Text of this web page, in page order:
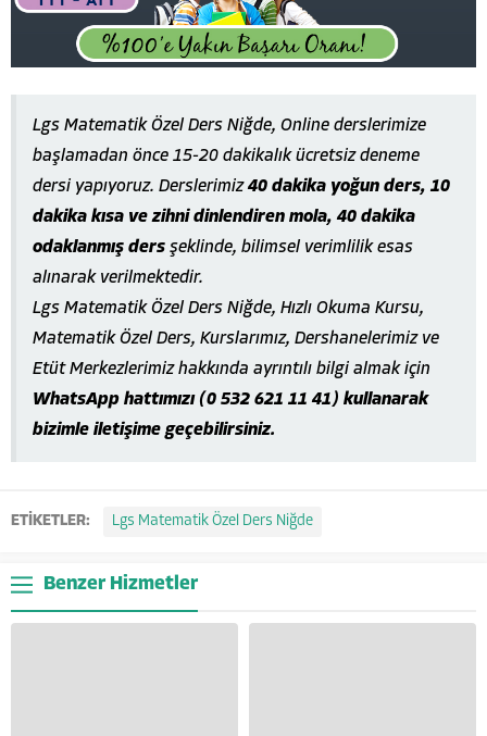
Lgs Matematik Özel Ders Niğde, Online derslerimize
başlamadan önce 15-20 dakikalık ücretsiz deneme
dersi yapıyoruz. Derslerimiz40 dakika yoğun ders, 10
dakika kısa ve zihni dinlendiren mola, 40 dakika
odaklanmış ders şeklinde, bilimsel verimlilik esas
alınarak verilmektedir.
Lgs Matematik Özel Ders Niğde, Hızlı Okuma Kursu,
Matematik Özel Ders, Kurslarımız, Dershanelerimiz ve
Etüt Merkezlerimiz hakkında ayrıntılı bilgi almak için
WhatsApp hattımızı (0 532 621 11 41) kullanarak
bizimle iletişime geçebilirsiniz.
ETİKETLER: Lgs Matematik Özel Ders Niğde
Benzer Hizmetler